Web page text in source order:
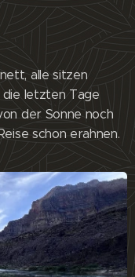
alle sitzen
die letzten Tage
der Sonne noch
schon erahnen.